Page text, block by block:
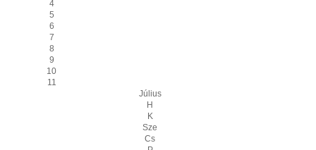
4
5
6
7
8
9
10
11
Július
H
K
Sze
Cs